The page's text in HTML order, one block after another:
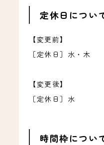
定休日につい
【変更前】
［定休日］水・木
【変更後】
［定休日］水
時間枠につい